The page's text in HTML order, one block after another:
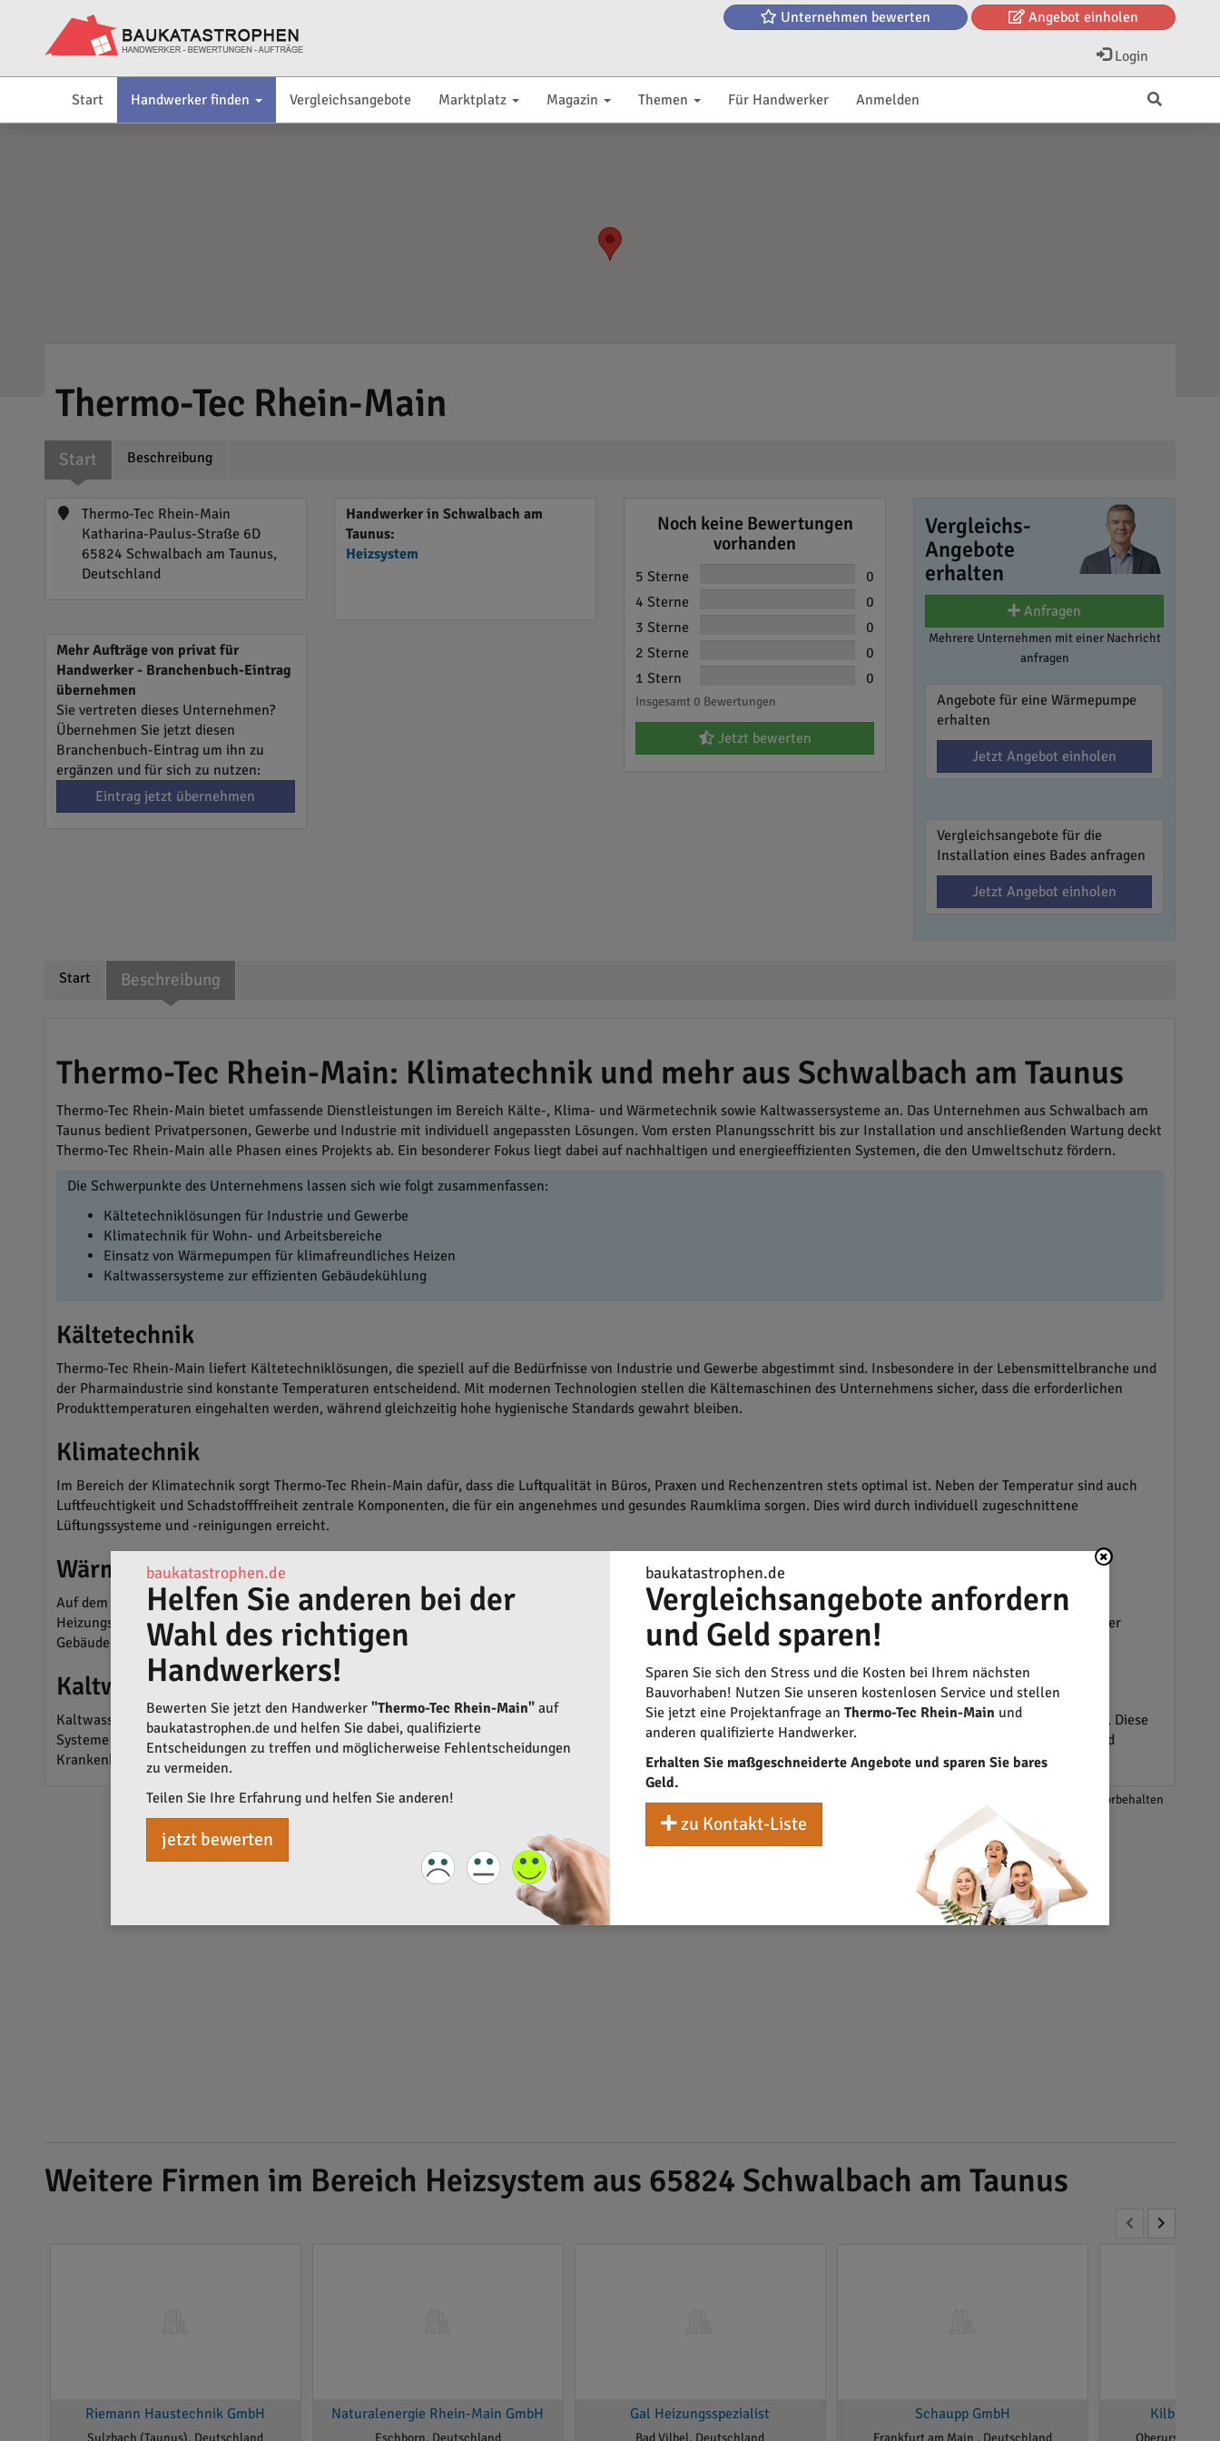
Unternehmen bewerten Angebot einholen
Login
Start Handwerker finden Vergleichsangebote Marktplatz Magazin Themen Für Handwerker Anmelden
Thermo-Tec Rhein-Main
Start Beschreibung
Thermo-Tec Rhein-Main
Katharina-Paulus-Straße 6D
65824 Schwalbach am Taunus,
Deutschland
Handwerker in Schwalbach am
Taunus:
Heizsystem
Mehr Aufträge von privat für
Handwerker - Branchenbuch-Eintrag
übernehmen
Sie vertreten dieses Unternehmen?
Übernehmen Sie jetzt diesen
Branchenbuch-Eintrag um ihn zu
ergänzen und für sich zu nutzen:
Eintrag jetzt übernehmen
Noch keine Bewertungen
vorhanden
5 Sterne
0
4 Sterne
0
3 Sterne
0
2 Sterne
0
1 Stern
0
Insgesamt 0 Bewertungen
Jetzt bewerten
Vergleichs-
Angebote
erhalten
Anfragen
Mehrere Unternehmen mit einer Nachricht
anfragen
Angebote für eine Wärmepumpe
erhalten
Jetzt Angebot einholen
Vergleichsangebote für die
Installation eines Bades anfragen
Jetzt Angebot einholen
Start Beschreibung
Thermo-Tec Rhein-Main: Klimatechnik und mehr aus Schwalbach am Taunus
Thermo-Tec Rhein-Main bietet umfassende Dienstleistungen im Bereich Kälte-, Klima- und Wärmetechnik sowie Kaltwassersysteme an. Das Unternehmen aus Schwalbach am
Taunus bedient Privatpersonen, Gewerbe und Industrie mit individuell angepassten Lösungen. Vom ersten Planungsschritt bis zur Installation und anschließenden Wartung deckt
Thermo-Tec Rhein-Main alle Phasen eines Projekts ab. Ein besonderer Fokus liegt dabei auf nachhaltigen und energieeffizienten Systemen, die den Umweltschutz fördern.
Die Schwerpunkte des Unternehmens lassen sich wie folgt zusammenfassen:
Kältetechniklösungen für Industrie und Gewerbe
Klimatechnik für Wohn- und Arbeitsbereiche
Einsatz von Wärmepumpen für klimafreundliches Heizen
Kaltwassersysteme zur effizienten Gebäudekühlung
Kältetechnik
Thermo-Tec Rhein-Main liefert Kältetechniklösungen, die speziell auf die Bedürfnisse von Industrie und Gewerbe abgestimmt sind. Insbesondere in der Lebensmittelbranche und
der Pharmaindustrie sind konstante Temperaturen entscheidend. Mit modernen Technologien stellen die Kältemaschinen des Unternehmens sicher, dass die erforderlichen
Produkttemperaturen eingehalten werden, während gleichzeitig hohe hygienische Standards gewahrt bleiben.
Klimatechnik
Im Bereich der Klimatechnik sorgt Thermo-Tec Rhein-Main dafür, dass die Luftqualität in Büros, Praxen und Rechenzentren stets optimal ist. Neben der Temperatur sind auch
Luftfeuchtigkeit und Schadstofffreiheit zentrale Komponenten, die für ein angenehmes und gesundes Raumklima sorgen. Dies wird durch individuell zugeschnittene
Lüftungssysteme und -reinigungen erreicht.
Wärmepumpen
Auf dem Weg zu einer klimafreundlichen Energieversorgung spielen Wärmepumpen eine zentrale Rolle. Thermo-Tec Rhein-Main unterstützt seine Kunden dabei,
Heizungssysteme mit erneuerbarer Energie umzurüsten. Mit staatlicher Förderung lassen sich diese Systeme sowohl in Neubauten als auch bei der Sanierung bestehender
Gebäude effizient einsetzen. Die Nutzung von Umweltenergie aus Luft, Wasser und Boden macht Wärmepumpen zu einer zukunftssicheren Lösung.
Kaltwassersysteme
Kaltwassersysteme werden von Thermo-Tec Rhein-Main als bewährte Technologie angeboten, um insbesondere in großen Baulichkeiten für effiziente Kühlung zu sorgen. Diese
Systeme tragen erheblich zur Energieeffizienz und Nachhaltigkeit eines Gebäudes bei und sind somit eine lohnenswerte Investition für Einkaufszentren, Bürogebäude und
Krankenhäuser.
*Änderungen und Irrtümer vorbehalten
Weitere Firmen im Bereich Heizsystem aus 65824 Schwalbach am Taunus
Riemann Haustechnik GmbH
Sulzbach (Taunus), Deutschland
Naturalenergie Rhein-Main GmbH
Eschborn, Deutschland
Gal Heizungsspezialist
Bad Vilbel, Deutschland
Schaupp GmbH
Frankfurt am Main , Deutschland
Kilb
Oberursel
baukatastrophen.de
Helfen Sie anderen bei der
Wahl des richtigen
Handwerkers!
Bewerten Sie jetzt den Handwerker "Thermo-Tec Rhein-Main" auf
baukatastrophen.de und helfen Sie dabei, qualifizierte
Entscheidungen zu treffen und möglicherweise Fehlentscheidungen
zu vermeiden.
Teilen Sie Ihre Erfahrung und helfen Sie anderen!
jetzt bewerten
baukatastrophen.de
Vergleichsangebote anfordern
und Geld sparen!
Sparen Sie sich den Stress und die Kosten bei Ihrem nächsten
Bauvorhaben! Nutzen Sie unseren kostenlosen Service und stellen
Sie jetzt eine Projektanfrage an Thermo-Tec Rhein-Main und
anderen qualifizierte Handwerker.
Erhalten Sie maßgeschneiderte Angebote und sparen Sie bares
Geld.
zu Kontakt-Liste